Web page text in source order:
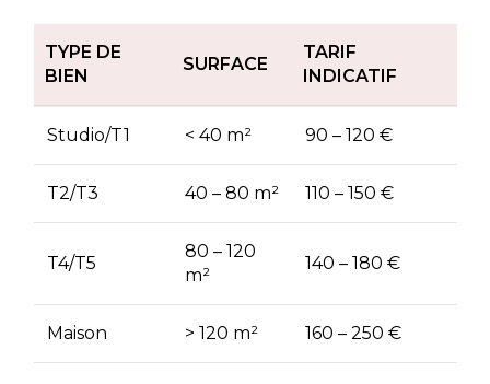
TYPE DE
BIEN
SURFACE
TARIF
INDICATIF
Studio/T1 < 40 m² 90 – 120 €
T2/T3 40 – 80 m² 110 – 150 €
T4/T5
80 – 120
m²
140 – 180 €
Maison > 120 m² 160 – 250 €